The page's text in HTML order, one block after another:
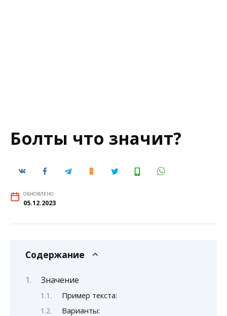
Болты что значит?
ОБНОВЛЕНО
05.12.2023
Содержание
Значение
Пример текста:
Варианты: